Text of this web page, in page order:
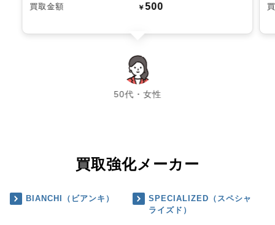
買取金額 ￥500
50代・女性
chevron_left chevron_right
買取強化メーカー
BIANCHI（ビアンキ）
SPECIALIZED（スペシャ
ライズド）